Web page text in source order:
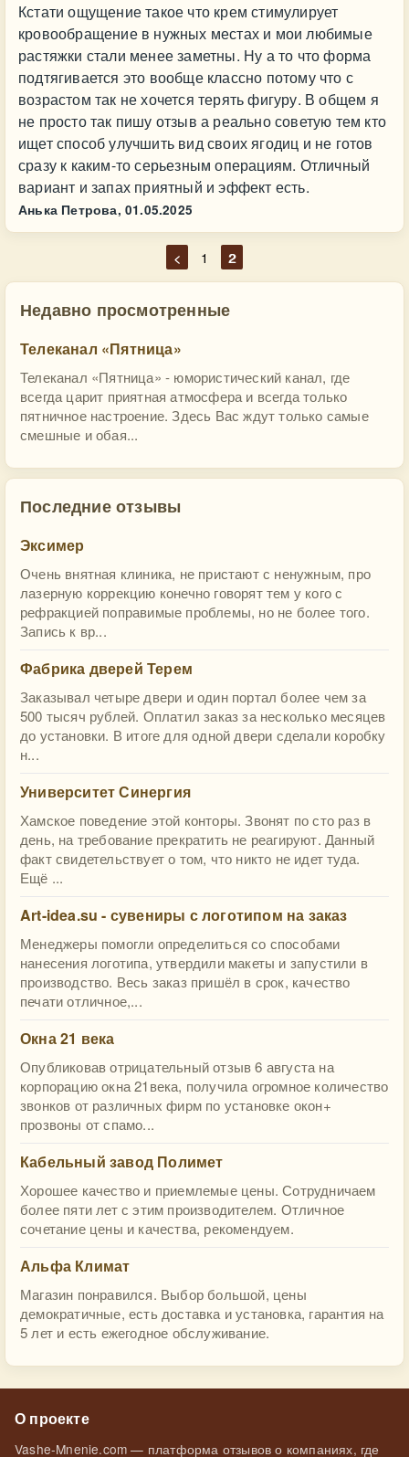
Кстати ощущение такое что крем стимулирует
кровообращение в нужных местах и мои любимые
растяжки стали менее заметны. Ну а то что форма
подтягивается это вообще классно потому что с
возрастом так не хочется терять фигуру. В общем я
не просто так пишу отзыв а реально советую тем кто
ищет способ улучшить вид своих ягодиц и не готов
сразу к каким-то серьезным операциям. Отличный
вариант и запах приятный и эффект есть.
Анька Петрова, 01.05.2025
< 1 2
Недавно просмотренные
Телеканал «Пятница»
Телеканал «Пятница» - юмористический канал, где
всегда царит приятная атмосфера и всегда только
пятничное настроение. Здесь Вас ждут только самые
смешные и обая...
Последние отзывы
Эксимер
Очень внятная клиника, не пристают с ненужным, про
лазерную коррекцию конечно говорят тем у кого с
рефракцией поправимые проблемы, но не более того.
Запись к вр...
Фабрика дверей Терем
Заказывал четыре двери и один портал более чем за
500 тысяч рублей. Оплатил заказ за несколько месяцев
до установки. В итоге для одной двери сделали коробку
н...
Университет Синергия
Хамское поведение этой конторы. Звонят по сто раз в
день, на требование прекратить не реагируют. Данный
факт свидетельствует о том, что никто не идет туда.
Ещё ...
Art-idea.su - сувениры с логотипом на заказ
Менеджеры помогли определиться со способами
нанесения логотипа, утвердили макеты и запустили в
производство. Весь заказ пришёл в срок, качество
печати отличное,...
Окна 21 века
Опубликовав отрицательный отзыв 6 августа на
корпорацию окна 21века, получила огромное количество
звонков от различных фирм по установке окон+
прозвоны от спамо...
Кабельный завод Полимет
Хорошее качество и приемлемые цены. Сотрудничаем
более пяти лет с этим производителем. Отличное
сочетание цены и качества, рекомендуем.
Альфа Климат
Магазин понравился. Выбор большой, цены
демократичные, есть доставка и установка, гарантия на
5 лет и есть ежегодное обслуживание.
О проекте
Vashe-Mnenie.com — платформа отзывов о компаниях, где